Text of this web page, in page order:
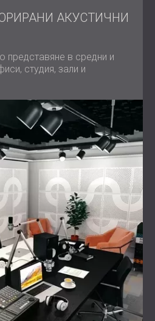
АКУСТИЧНИ
представяне в средни и
студия, зали и